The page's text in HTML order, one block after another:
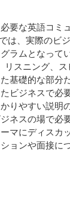
要な英語コミ
は、実際のビ
ラムとなって
スニング、
基礎的な部分
ビジネスで必
りやすい説明
ネスの場で必
マにディスカ
ョンや面接に